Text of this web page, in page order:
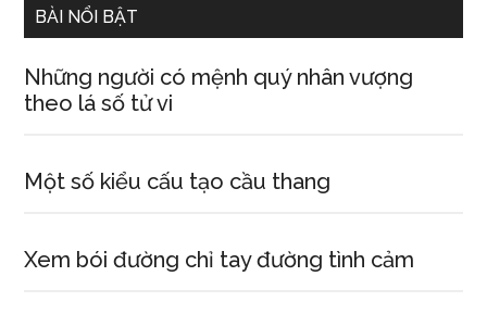
BÀI NỔI BẬT
Những người có mệnh quý nhân vượng
theo lá số tử vi
Một số kiểu cấu tạo cầu thang
Xem bói đường chỉ tay đường tình cảm